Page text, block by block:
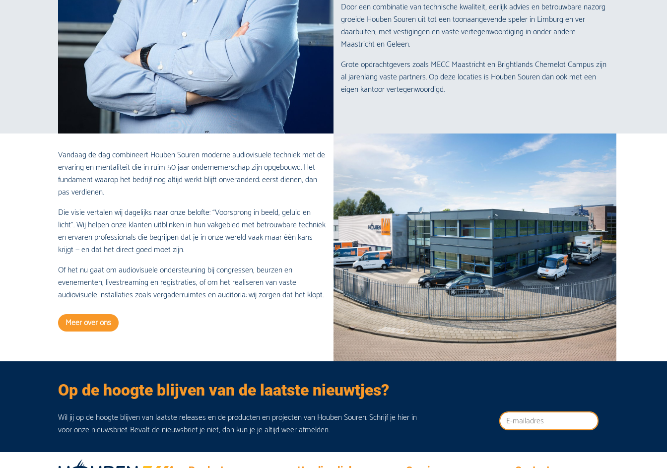
Door een combinatie van technische kwaliteit, eerlijk advies en betrouwbare nazorg
groeide Houben Souren uit tot een toonaangevende speler in Limburg en ver
daarbuiten, met vestigingen en vaste vertegenwoordiging in onder andere
Maastricht en Geleen.
Grote opdrachtgevers zoals MECC MaastrichtenBrightlands Chemelot Campuszijn
al jarenlang vaste partners. Op deze locaties is Houben Souren dan ook met een
eigen kantoor vertegenwoordigd.
Vandaag de dag combineert Houben Souren moderne audiovisuele techniek met de
ervaring en mentaliteit die in ruim 50 jaar ondernemerschap zijn opgebouwd. Het
fundament waarop het bedrijf nog altijd werkt blijft onveranderd: eerst dienen, dan
pas verdienen.
Die visie vertalen wij dagelijks naar onze belofte: “Voorsprong in beeld, geluid en
licht”. Wij helpen onze klanten uitblinken in hun vakgebied met betrouwbare techniek
en ervaren professionals die begrijpen dat je in onze wereld vaak maar één kans
krijgt — en dat het direct goed moet zijn.
Of het nu gaat om audiovisuele ondersteuning bij congressen, beurzen en
evenementen, livestreaming en registraties, of om het realiseren van vaste
audiovisuele installaties zoals vergaderruimtes en auditoria: wij zorgen dat het klopt.
Meer over ons
Op de hoogte blijven van de laatste nieuwtjes?
Wil jij op de hoogte blijven van laatste releases en de producten en projecten van Houben Souren. Schrijf je hier in
voor onze nieuwsbrief. Bevalt de nieuwsbrief je niet, dan kun je je altijd weer afmelden.